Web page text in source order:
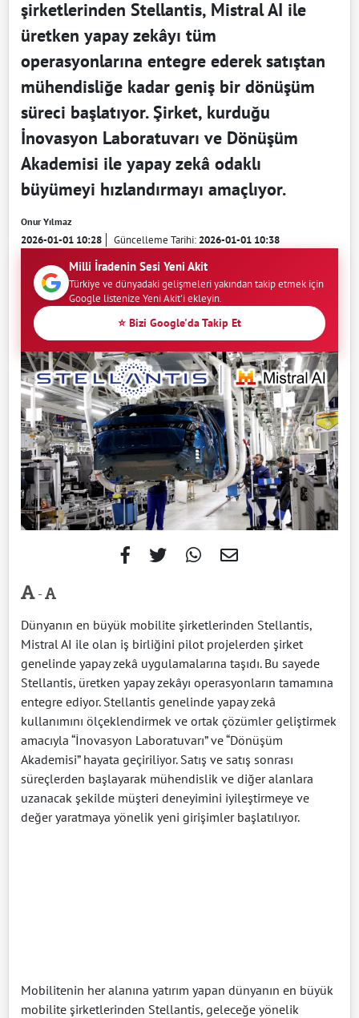
şirketlerinden Stellantis, Mistral AI ile
üretken yapay zekâyı tüm
operasyonlarına entegre ederek satıştan
mühendisliğe kadar geniş bir dönüşüm
süreci başlatıyor. Şirket, kurduğu
İnovasyon Laboratuvarı ve Dönüşüm
Akademisi ile yapay zekâ odaklı
büyümeyi hızlandırmayı amaçlıyor.
Onur Yılmaz
2026-01-01 10:28 Güncelleme Tarihi:2026-01-01 10:38
Milli İradenin Sesi Yeni Akit
Türkiye ve dünyadaki gelişmeleri yakından takip etmek için
Google listenize Yeni Akit'i ekleyin.
⭐ Bizi Google'da Takip Et
-
Dünyanın en büyük mobilite şirketlerinden Stellantis,
Mistral AI ile olan iş birliğini pilot projelerden şirket
genelinde yapay zekâ uygulamalarına taşıdı. Bu sayede
Stellantis, üretken yapay zekâyı operasyonların tamamına
entegre ediyor. Stellantis genelinde yapay zekâ
kullanımını ölçeklendirmek ve ortak çözümler geliştirmek
amacıyla “İnovasyon Laboratuvarı” ve “Dönüşüm
Akademisi” hayata geçiriliyor. Satış ve satış sonrası
süreçlerden başlayarak mühendislik ve diğer alanlara
uzanacak şekilde müşteri deneyimini iyileştirmeye ve
değer yaratmaya yönelik yeni girişimler başlatılıyor.
Mobilitenin her alanına yatırım yapan dünyanın en büyük
mobilite şirketlerinden Stellantis, geleceğe yönelik